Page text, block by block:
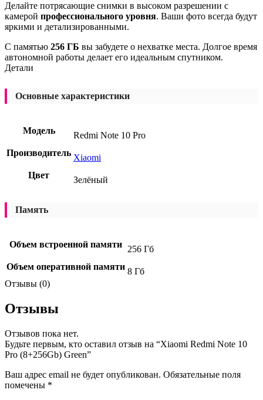
Делайте потрясающие снимки в высоком разрешении с
камерой профессионального уровня. Ваши фото всегда будут
яркими и детализированными.
С памятью 256 ГБ вы забудете о нехватке места. Долгое время
автономной работы делает его идеальным спутником.
Детали
Основные характеристики
Модель
Redmi Note 10 Pro
Производитель Xiaomi
Цвет
Зелёный
Память
Объем встроенной памяти 256 Гб
Объем оперативной памяти 8 Гб
Отзывы (0)
Отзывы
Отзывов пока нет.
Будьте первым, кто оставил отзыв на “Xiaomi Redmi Note 10
Pro (8+256Gb) Green”
Ваш адрес email не будет опубликован. Обязательные поля
помечены *